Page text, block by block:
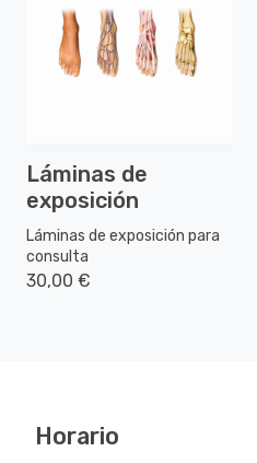
Láminas de
exposición
Láminas de exposición para
consulta
30,00 €
Horario